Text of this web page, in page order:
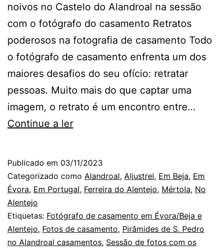
noivos no Castelo do Alandroal na sessão
com o fotógrafo do casamento Retratos
poderosos na fotografia de casamento Todo
o fotógrafo de casamento enfrenta um dos
maiores desafios do seu ofício: retratar
pessoas. Muito mais do que captar uma
imagem, o retrato é um encontro entre…
Continue a lerO
de
Casamento
e
que
o
Publicado em 03/11/2023
Categorizado como Alandroal, Aljustrel, Em Beja, Em
Évora, Em Portugal, Ferreira do Alentejo, Mértola, No
Alentejo
Etiquetas: Fotógrafo de casamento em Évora/Beja e
Alentejo, Fotos de casamento, Pirâmides de S. Pedro
no Alandroal casamentos, Sessão de fotos com os